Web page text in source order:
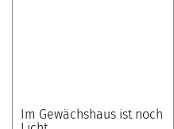
Im Gewächshaus ist noch